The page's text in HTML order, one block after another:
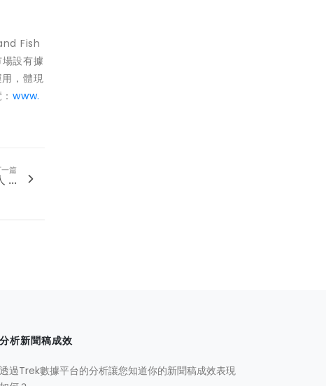
Fish
設有據
，體現
：www.
篇
...
分析新聞稿成效
透過Trek數據平台的分析讓您知道你的新聞稿成效表現